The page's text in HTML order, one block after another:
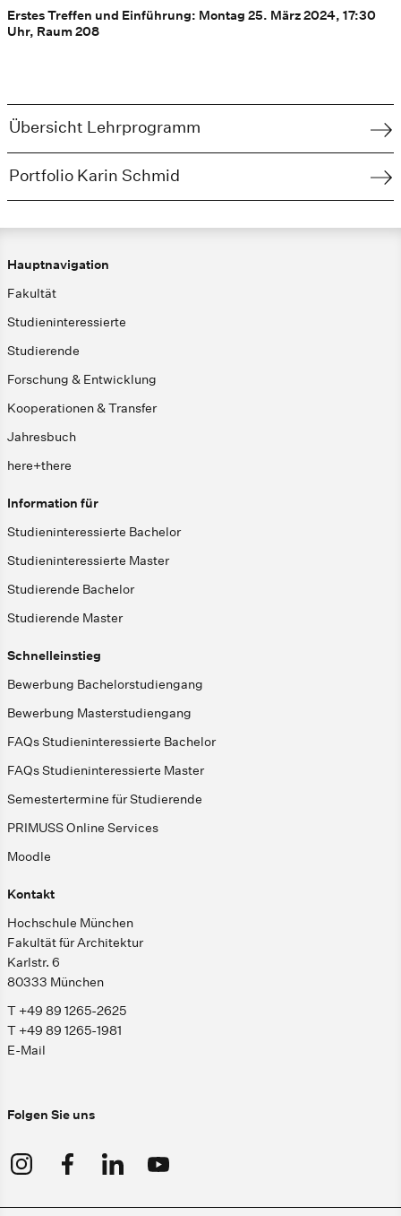
Erstes Treffen und Einführung: Montag 25. März 2024, 17:30
Uhr, Raum 208
Übersicht Lehrprogramm
Portfolio Karin Schmid
Hauptnavigation
Fakultät
Studieninteressierte
Studierende
Forschung & Entwicklung
Kooperationen & Transfer
Jahresbuch
here+there
Information für
Studieninteressierte Bachelor
Studieninteressierte Master
Studierende Bachelor
Studierende Master
Schnelleinstieg
Bewerbung Bachelorstudiengang
Bewerbung Masterstudiengang
FAQs Studieninteressierte Bachelor
FAQs Studieninteressierte Master
Semestertermine für Studierende
PRIMUSS Online Services
Moodle
Kontakt
Hochschule München
Fakultät für Architektur
Karlstr. 6
80333 München
T +49 89 1265-2625
T +49 89 1265-1981
E-Mail
Folgen Sie uns